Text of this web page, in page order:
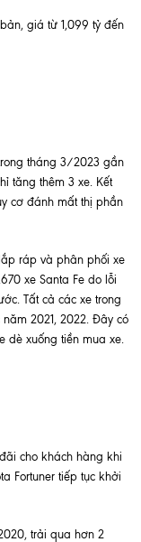
giá từ 1,099 tỷ đến
tháng 3/2023 gần
tăng thêm 3 xe. Kết
cơ đánh mất thị phần
ráp và phân phối xe
xe Santa Fe do lỗi
Tất cả các xe trong
2021, 2022. Đây có
dè xuống tiền mua xe.
cho khách hàng khi
Fortuner tiếp tục khởi
trải qua hơn 2